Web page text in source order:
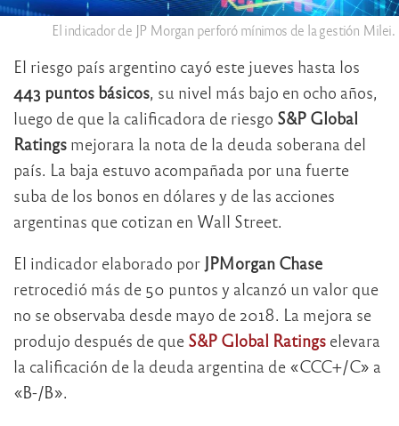
El indicador de JP Morgan perforó mínimos de la gestión Milei.
El riesgo país argentino cayó este jueves hasta los
443 puntos básicos, su nivel más bajo en ocho años,
luego de que la calificadora de riesgo S&P Global
Ratings mejorara la nota de la deuda soberana del
país. La baja estuvo acompañada por una fuerte
suba de los bonos en dólares y de las acciones
argentinas que cotizan en Wall Street.
El indicador elaborado por JPMorgan Chase
retrocedió más de 50 puntos y alcanzó un valor que
no se observaba desde mayo de 2018. La mejora se
produjo después de que S&P Global Ratings elevara
la calificación de la deuda argentina de «CCC+/C» a
«B-/B».